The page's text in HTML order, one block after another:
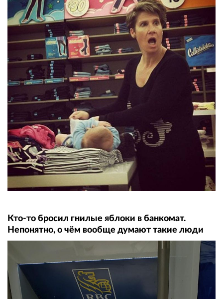
Кто-то бросил гнилые яблоки в банкомат.
Непонятно, о чём вообще думают такие люди